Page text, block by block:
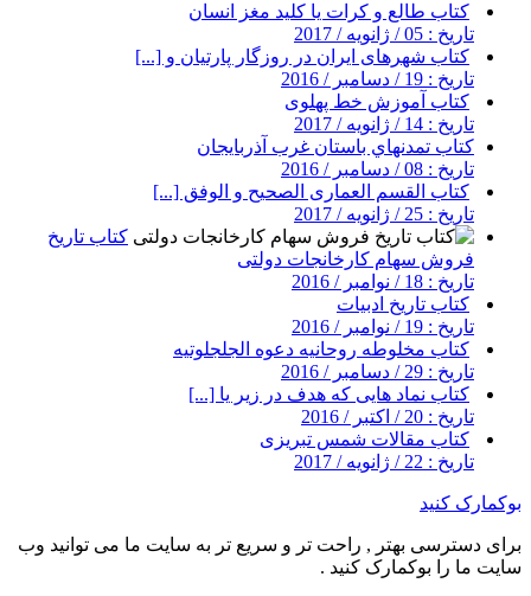
کتاب طالع و کرات یا کلید مغز انسان
تاریخ : 05 / ژانویه / 2017
کتاب شهرهای ایران در روزگار پارتیان و [...]
تاریخ : 19 / دسامبر / 2016
کتاب آموزش خط پهلوی
تاریخ : 14 / ژانویه / 2017
کتاب تمدنهاي باستان غرب آذربايجان
تاریخ : 08 / دسامبر / 2016
کتاب القسم العماری الصحیح و الوفق [...]
تاریخ : 25 / ژانویه / 2017
کتاب تاریخ
فروش سهام کارخانجات دولتی
تاریخ : 18 / نوامبر / 2016
کتاب تاریخ ادبیات
تاریخ : 19 / نوامبر / 2016
کتاب مخلوطه روحانیه دعوه الجلجلوتیه
تاریخ : 29 / دسامبر / 2016
کتاب نماد هایی که هدف در زیر یا [...]
تاریخ : 20 / اکتبر / 2016
کتاب مقالات شمس تبریزی
تاریخ : 22 / ژانویه / 2017
بوکمارک کنید
برای دسترسی بهتر , راحت تر و سریع تر به سایت ما می توانید وب
سایت ما را بوکمارک کنید .